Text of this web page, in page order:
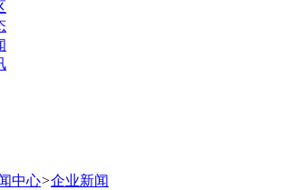
中心>企业新闻